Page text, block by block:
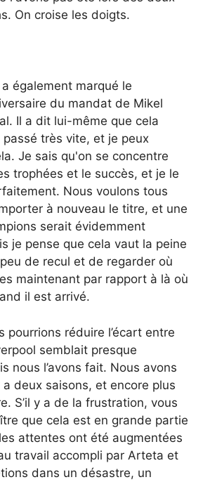
On croise les doigts.
également marqué le
du mandat de Mikel
Il a dit lui-même que cela
très vite, et je peux
Je sais qu'on se concentre
trophées et le succès, et je le
Nous voulons tous
à nouveau le titre, et une
serait évidemment
je pense que cela vaut la peine
de recul et de regarder où
maintenant par rapport à là où
il est arrivé.
pourrions réduire l’écart entre
semblait presque
nous l’avons fait. Nous avons
deux saisons, et encore plus
S’il y a de la frustration, vous
que cela est en grande partie
attentes ont été augmentées
travail accompli par Arteta et
dans un désastre, un